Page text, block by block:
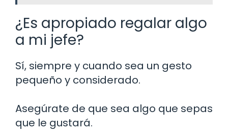
¿Es apropiado regalar algo
a mi jefe?
Sí, siempre y cuando sea un gesto
pequeño y considerado.
Asegúrate de que sea algo que sepas
que le gustará.